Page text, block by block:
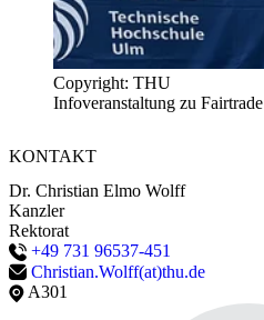
Copyright: THU
Infoveranstaltung zu Fairtrade
KONTAKT
Dr. Christian Elmo Wolff
Kanzler
Rektorat
+49 731 96537-451
Christian.Wolff(at)thu.de
A301